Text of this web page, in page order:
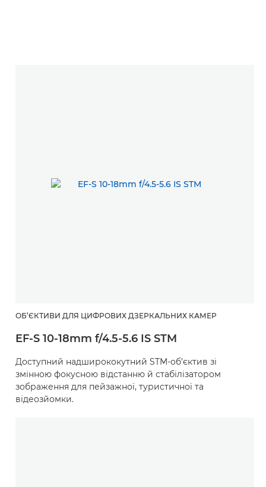
ОБ’ЄКТИВИ ДЛЯ ЦИФРОВИХ ДЗЕРКАЛЬНИХ КАМЕР
EF-S 10-18mm f/4.5-5.6 IS STM
Доступний надширококутний STM-об’єктив зі
змінною фокусною відстанню й стабілізатором
зображення для пейзажної, туристичної та
відеозйомки.